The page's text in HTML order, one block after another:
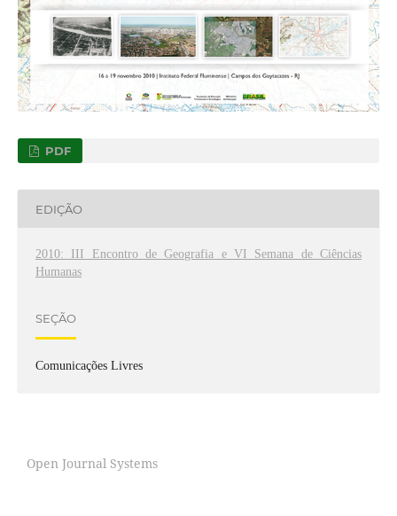
PDF
EDIÇÃO
2010: III Encontro de Geografia e VI Semana de Ciências
Humanas
SEÇÃO
Comunicações Livres
Open Journal Systems